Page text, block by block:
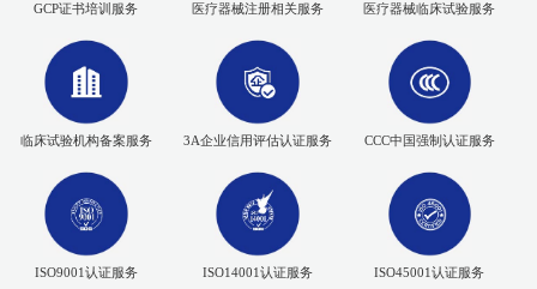
GCP证书培训服务 医疗器械注册相关服务 医疗器械临床试验服务
临床试验机构备案服务 3A企业信用评估认证服务 CCC中国强制认证服务
ISO9001认证服务 ISO14001认证服务 ISO45001认证服务